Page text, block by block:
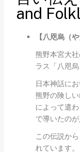
and
【八咫烏（
熊野本宮大
ラス「八咫烏
日本神話に
熊野の険し
によって遣
で導いたの
この伝説か
れています。